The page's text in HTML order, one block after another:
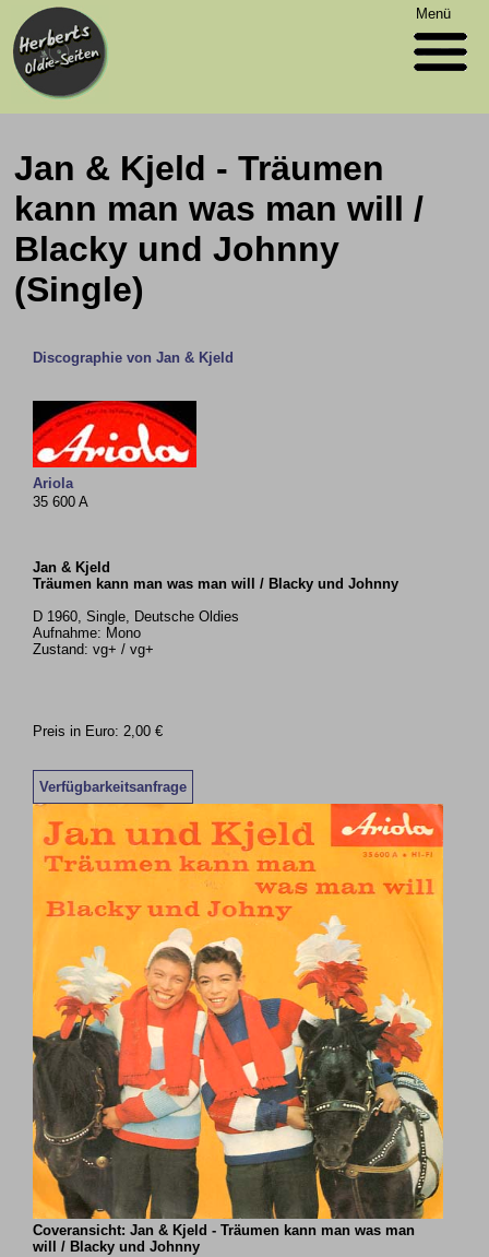
Menü
Jan & Kjeld - Träumen
kann man was man will /
Blacky und Johnny
(Single)
Discographie von Jan & Kjeld
Ariola
35 600 A
Jan & Kjeld
Träumen kann man was man will / Blacky und Johnny
D 1960, Single, Deutsche Oldies
Aufnahme: Mono
Zustand: vg+ / vg+
Preis in Euro: 2,00 €
Verfügbarkeitsanfrage
Coveransicht: Jan & Kjeld - Träumen kann man was man
will / Blacky und Johnny